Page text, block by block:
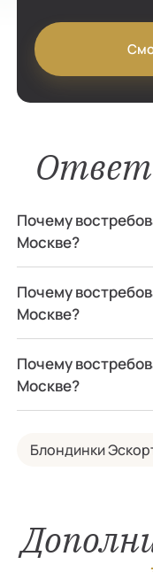
Почему
Москве?
Почему
Москве?
Почему
Москве?
Блондинки